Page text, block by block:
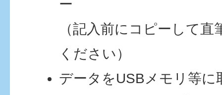
ー
（記入前にコピーして
ください）
データをUSBメモリ等